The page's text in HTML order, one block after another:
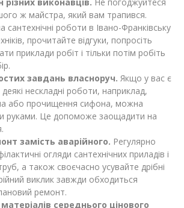
різних виконавців. Не погоджуйтеся
ж майстра, який вам трапився.
сантехнічні роботи в Івано-Франківську
прочитайте відгуки, попросіть
приклади робіт і тільки потім робіть
завдань власноруч. Якщо у вас є
нескладні роботи, наприклад,
або прочищення сифона, можна
руками. Це допоможе заощадити на
замість аварійного. Регулярно
огляди сантехнічних приладів і
а також своєчасно усувайте дрібні
виклик завжди обходиться
ремонт.
середнього цінового